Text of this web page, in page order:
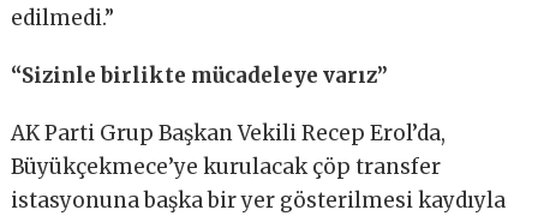
edilmedi.”
“Sizinle birlikte mücadeleye varız”
AK Parti Grup Başkan Vekili Recep Erol’da,
Büyükçekmece’ye kurulacak çöp transfer
istasyonuna başka bir yer gösterilmesi kaydıyla